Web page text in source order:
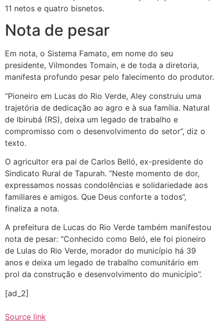
11 netos e quatro bisnetos.
Nota de pesar
Em nota, o Sistema Famato, em nome do seu
presidente, Vilmondes Tomain, e de toda a diretoria,
manifesta profundo pesar pelo falecimento do produtor.
“Pioneiro em Lucas do Rio Verde, Aley construiu uma
trajetória de dedicação ao agro e à sua família. Natural
de Ibirubá (RS), deixa um legado de trabalho e
compromisso com o desenvolvimento do setor”, diz o
texto.
O agricultor era pai de Carlos Belló, ex-presidente do
Sindicato Rural de Tapurah. “Neste momento de dor,
expressamos nossas condolências e solidariedade aos
familiares e amigos. Que Deus conforte a todos”,
finaliza a nota.
A prefeitura de Lucas do Rio Verde também manifestou
nota de pesar: “Conhecido como Beló, ele foi pioneiro
de Lulas do Rio Verde, morador do município há 39
anos e deixa um legado de trabalho comunitário em
prol da construção e desenvolvimento do município”.
[ad_2]
Source link